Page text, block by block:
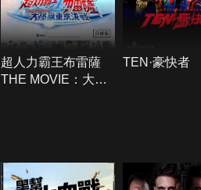
超人力霸王布雷薩
THE MOVIE：大怪
TEN·豪快者